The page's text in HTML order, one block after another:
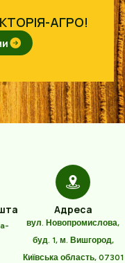
АГРО!
Адреса
вул. Новопромислова,
буд. 1, м. Вишгород,
Київська область, 07301